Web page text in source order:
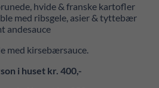
hvide & franske kartofler
med ribsgele, asier & tyttebær
andesauce
med kirsebærsauce.
i huset kr. 400,-